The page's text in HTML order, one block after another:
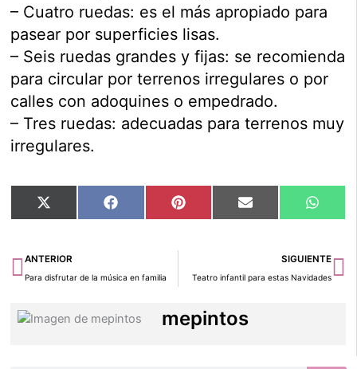
– Cuatro ruedas: es el más apropiado para
pasear por superficies lisas.
– Seis ruedas grandes y fijas: se recomienda
para circular por terrenos irregulares o por
calles con adoquines o empedrado.
– Tres ruedas: adecuadas para terrenos muy
irregulares.
Compartir
en
X
(Twitter)
Compartir
en
Facebook Compartir
en
Pinterest Compartir
en
Email
en
Ant
ANTERIOR
Para disfrutar de la música en familia
SIGUIENTE
Teatro infantil para estas Navidades
mepintos